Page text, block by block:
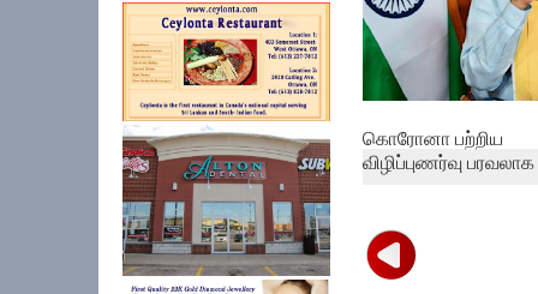
கொரோனா பற்றிய
விழிப்புணர்வு பரவலாக